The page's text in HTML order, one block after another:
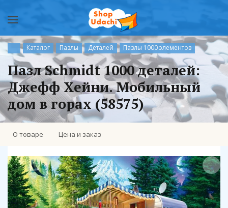
Каталог Пазлы Деталей Пазлы 1000 элементов
Пазл Schmidt 1000 деталей:
Джефф Хейни. Мобильный
дом в горах (58575)
О товаре Цена и заказ